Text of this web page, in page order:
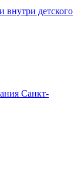
внутри детского
Санкт-